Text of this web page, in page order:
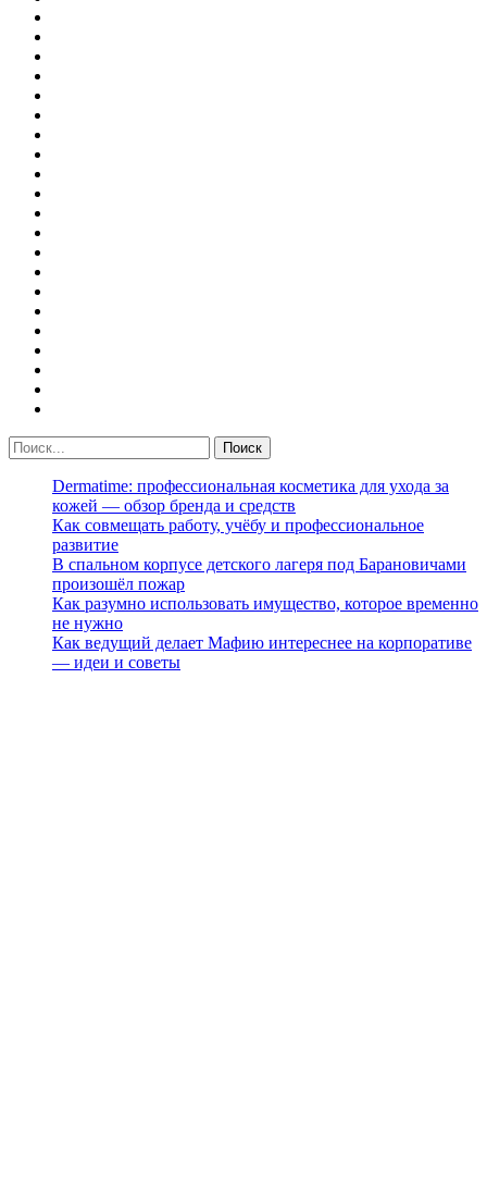
Dermatime: профессиональная косметика для ухода за
кожей — обзор бренда и средств
Как совмещать работу, учёбу и профессиональное
развитие
В спальном корпусе детского лагеря под Барановичами
произошёл пожар
Как разумно использовать имущество, которое временно
не нужно
Как ведущий делает Мафию интереснее на корпоративе
— идеи и советы